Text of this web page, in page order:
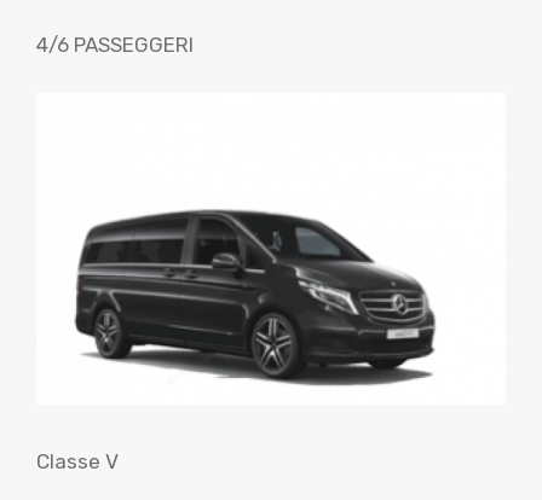
4/6 PASSEGGERI
Classe V